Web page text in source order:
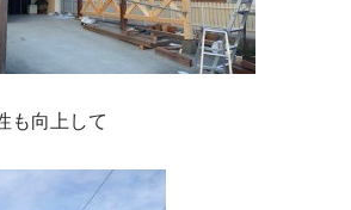
も向上して